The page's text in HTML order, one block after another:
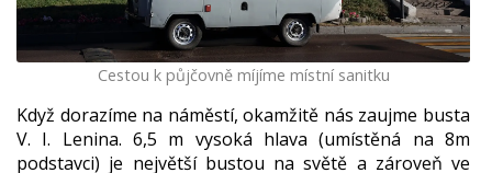
Cestou k půjčovně míjíme místní sanitku
Když dorazíme na náměstí, okamžitě nás zaujme busta
V. I. Lenina. 6,5 m vysoká hlava (umístěná na 8m
podstavci) je největší bustou na světě a zároveň ve